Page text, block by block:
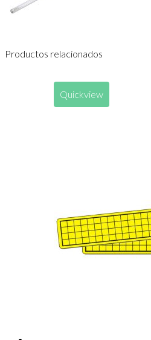
Productos relacionados
Quickview